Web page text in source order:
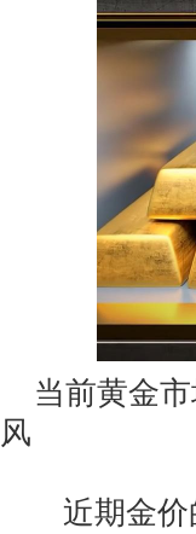
当前黄金市
风
近期金价的